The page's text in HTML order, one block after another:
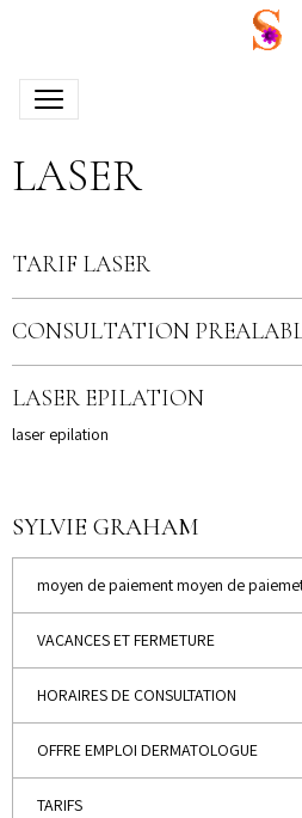
LASER
TARIF LASER
CONSULTATION
LASER EPILATION
laser epilation
SYLVIE GRAHAM
moyen de paiement moyen de
VACANCES ET FERMETURE
HORAIRES DE CONSULTATION
OFFRE EMPLOI DERMATOLOGUE
TARIFS